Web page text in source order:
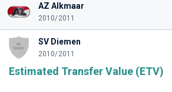
AZ Alkmaar
2010/2011
SV Diemen
2010/2011
Estimated Transfer Value (ETV)